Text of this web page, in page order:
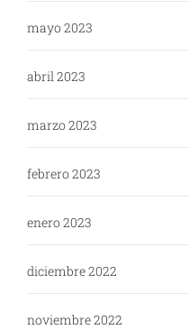
mayo 2023
abril 2023
marzo 2023
febrero 2023
enero 2023
diciembre 2022
noviembre 2022